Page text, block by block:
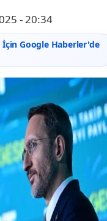
- 20:34
Google Haberler'de